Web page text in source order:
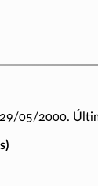
29/05/2000.